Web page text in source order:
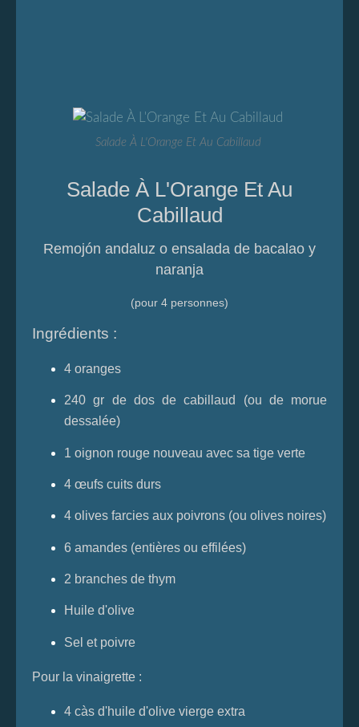
Salade À L'Orange Et Au Cabillaud
Salade À L'Orange Et Au
Cabillaud
Remojón andaluz o ensalada de bacalao y
naranja
(pour 4 personnes)
Ingrédients :
4 oranges
240 gr de dos de cabillaud (ou de morue
dessalée)
1 oignon rouge nouveau avec sa tige verte
4 œufs cuits durs
4 olives farcies aux poivrons (ou olives noires)
6 amandes (entières ou effilées)
2 branches de thym
Huile d'olive
Sel et poivre
Pour la vinaigrette :
4 càs d'huile d'olive vierge extra